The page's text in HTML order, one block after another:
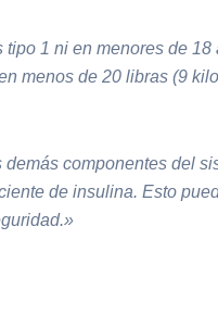
1 ni en menores de
de 20 libras (9
componentes del
de insulina. Esto